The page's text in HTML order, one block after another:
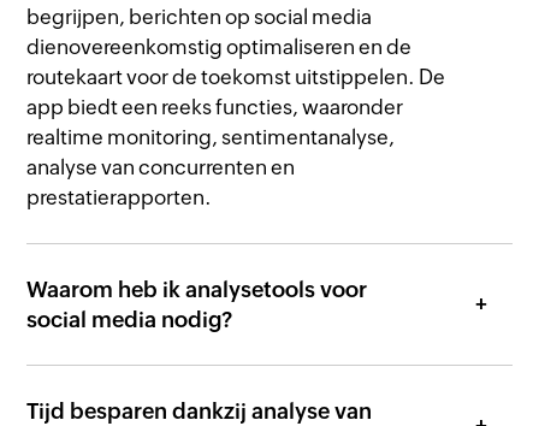
begrijpen, berichten op social media
dienovereenkomstig optimaliseren en de
routekaart voor de toekomst uitstippelen. De
app biedt een reeks functies, waaronder
realtime monitoring, sentimentanalyse,
analyse van concurrenten en
prestatierapporten.
Waarom heb ik analysetools voor
social media nodig?
Tijd besparen dankzij analyse van